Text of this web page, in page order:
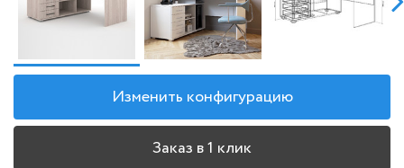
Изменить конфигурацию
Заказ в 1 клик